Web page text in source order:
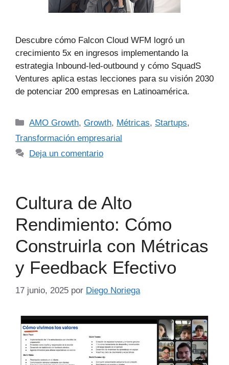
Descubre cómo Falcon Cloud WFM logró un
crecimiento 5x en ingresos implementando la
estrategia Inbound-led-outbound y cómo SquadS
Ventures aplica estas lecciones para su visión 2030
de potenciar 200 empresas en Latinoamérica.
AMO Growth,Growth, Métricas, Startups,
Transformación empresarial
Deja un comentario
Cultura de Alto
Rendimiento: Cómo
Construirla con Métricas
y Feedback Efectivo
17 junio, 2025 por Diego Noriega